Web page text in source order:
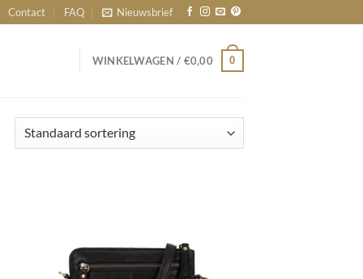
Contact FAQ Nieuwsbrief
WINKELWAGEN / €0,00 0
Toevoegen
wenslijst